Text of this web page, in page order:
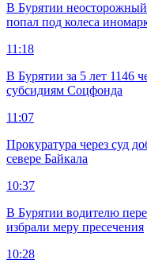
В Бурятии
попал под колеса
11:18
В Бурятии за 5 лет 1146
субсидиям Соцфонда
11:07
Прокуратура через суд
севере Байкала
10:37
В Бурятии водителю
избрали меру пресечения
10:28